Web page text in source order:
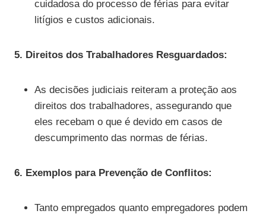
cuidadosa do processo de férias para evitar
litígios e custos adicionais.
5. Direitos dos Trabalhadores Resguardados:
As decisões judiciais reiteram a proteção aos
direitos dos trabalhadores, assegurando que
eles recebam o que é devido em casos de
descumprimento das normas de férias.
6. Exemplos para Prevenção de Conflitos:
Tanto empregados quanto empregadores podem